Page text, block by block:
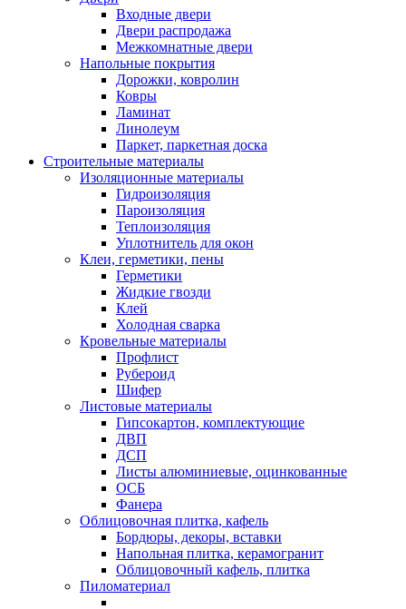
Входные двери
Двери распродажа
Межкомнатные двери
Напольные покрытия
Дорожки, ковролин
Ковры
Ламинат
Линолеум
Паркет, паркетная доска
Строительные материалы
Изоляционные материалы
Гидроизоляция
Пароизоляция
Теплоизоляция
Уплотнитель для окон
Клеи, герметики, пены
Герметики
Жидкие гвозди
Клей
Холодная сварка
Кровельные материалы
Профлист
Рубероид
Шифер
Листовые материалы
Гипсокартон, комплектующие
ДВП
ДСП
Листы алюминиевые, оцинкованные
ОСБ
Фанера
Облицовочная плитка, кафель
Бордюры, декоры, вставки
Напольная плитка, керамогранит
Облицовочный кафель, плитка
Пиломатериал